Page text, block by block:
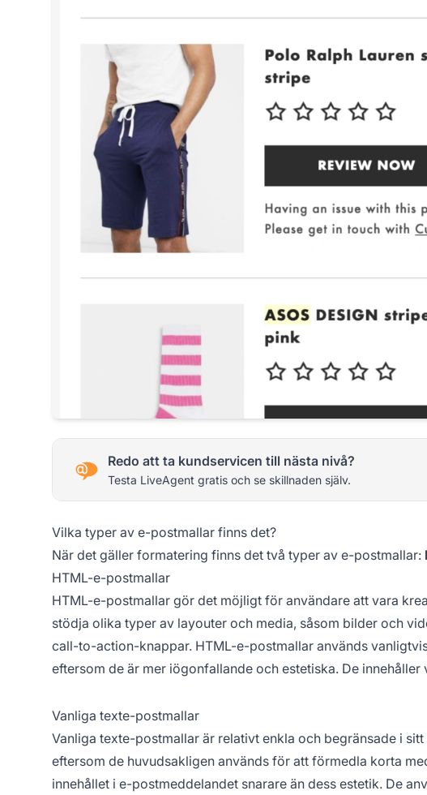
Redo att ta kundservicen till nästa nivå?
Testa LiveAgent gratis och se skillnaden själv.
Vilka typer av e-postmallar finns det?
När det gäller formatering finns det två typer av e-postmallar:
HTML-e-postmallar
HTML-e-postmallar gör det möjligt för användare att vara
stödja olika typer av layouter och media, såsom bilder och
call-to-action-knappar. HTML-e-postmallar används
eftersom de är mer iögonfallande och estetiska. De
Vanliga texte-postmallar
Vanliga texte-postmallar är relativt enkla och begränsade i
eftersom de huvudsakligen används för att förmedla korta
innehållet i e-postmeddelandet snarare än dess estetik. De